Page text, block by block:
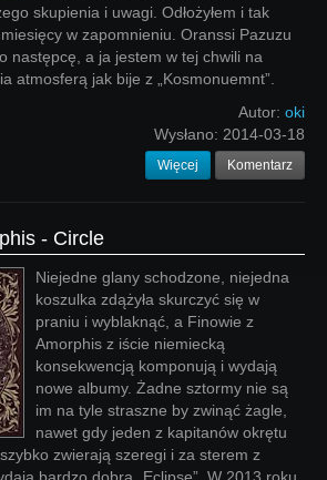
skupienia i uwagi. Odłożyłem i tak
w zapomnieniu. Oranssi Pazuzu
następcę, a ja jestem w tej chwili na
atmosferą jak bije z „Kosmonuemnt”.
Autor: oki
Wysłano: 2014-03-18
Więcej Komentarz
- Circle
Niejedne glany schodzone, niejedna
koszulka zdążyła skurczyć się w
praniu i wyblaknąć, a Finowie z
Amorphis z iście niemiecką
konsekwencją komponują i wydają
nowe albumy. Żadne sztormy nie są
im na tyle straszne by zwinąć żagle,
nawet gdy jeden z kapitanów okrętu
zwierają szeregi i za sterem z